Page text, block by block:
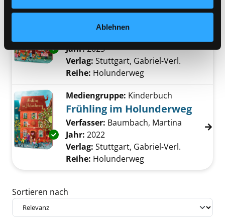
Ablehnen
Exemplar-Details von Sommer im
Mediengruppe:Kinderbuch
Sommer im Holunderweg
Jahr:2023
Verlag: Stuttgart, Gabriel-Verl.
Reihe: Holunderweg
Exemplar-Details von Frühling im
Mediengruppe: Kinderbuch
Frühling im Holunderweg
Verfasser: Baumbach, Martina Suche
Jahr: 2022
Verlag: Stuttgart, Gabriel-Verl.
Reihe: Holunderweg
Zu den Suchfiltern springen
Sortieren nach